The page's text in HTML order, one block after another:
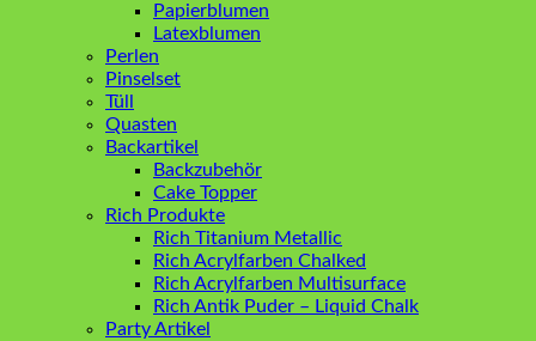
Papierblumen
Latexblumen
Perlen
Pinselset
Tüll
Quasten
Backartikel
Backzubehör
Cake Topper
Rich Produkte
Rich Titanium Metallic
Rich Acrylfarben Chalked
Rich Acrylfarben Multisurface
Rich Antik Puder – Liquid Chalk
Party Artikel